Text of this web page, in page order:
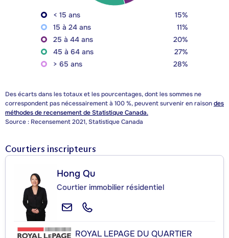
< 15 ans
15%
15 à 24 ans
11%
25 à 44 ans
20%
45 à 64 ans
27%
> 65 ans
28%
Des écarts dans les totaux et les pourcentages, dont les sommes ne
correspondent pas nécessairement à 100 %, peuvent survenir en raisondes
méthodes de recensement de Statistique Canada.
Source : Recensement 2021, Statistique Canada
Courtiers inscripteurs
Hong Qu
Courtier immobilier résidentiel
ROYAL LEPAGE DU QUARTIER